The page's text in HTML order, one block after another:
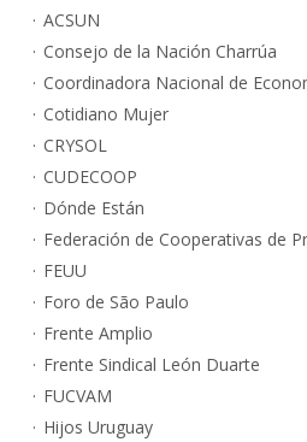
ACSUN
Consejo de la Nación Charrúa
Coordinadora Nacional de
Cotidiano Mujer
CRYSOL
CUDECOOP
Dónde Están
Federación de Cooperativas de
FEUU
Foro de São Paulo
Frente Amplio
Frente Sindical León Duarte
FUCVAM
Hijos Uruguay